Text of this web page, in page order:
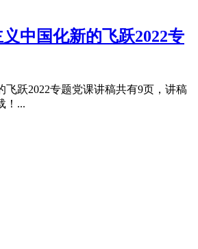
中国化新的飞跃2022专
飞跃2022专题党课讲稿共有9页，讲稿
！...